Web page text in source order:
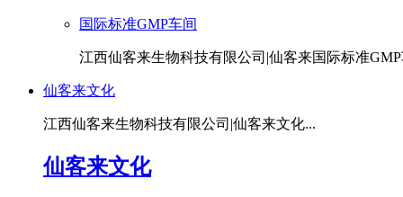
国际标准GMP车间
江西仙客来生物科技有限公司|仙客来国际标准GMP
仙客来文化
江西仙客来生物科技有限公司|仙客来文化...
仙客来文化